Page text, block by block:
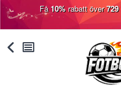
Få10%rabatt över729
󰅯 󰂩